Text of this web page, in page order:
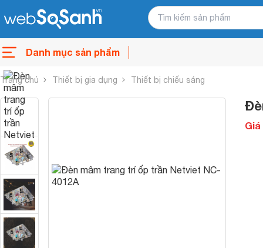
Danh mục sản phẩm
Trang chủ Thiết bị gia dụng Thiết bị chiếu sáng
Giá